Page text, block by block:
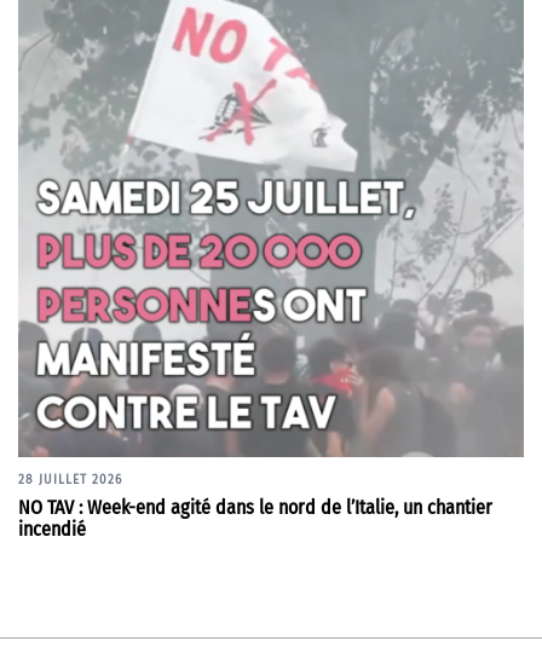
28 JUILLET 2026
NO TAV : Week-end agité dans le nord de l’Italie, un chantier
incendié